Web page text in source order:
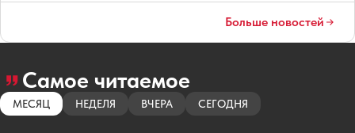
Больше новостей
Самое читаемое
МЕСЯЦ НЕДЕЛЯ ВЧЕРА СЕГОДНЯ